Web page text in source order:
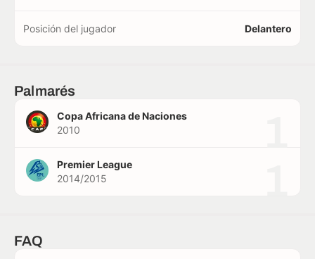
Posición del jugador Delantero
Palmarés
Copa Africana de Naciones
2010
Premier League
2014/2015
FAQ